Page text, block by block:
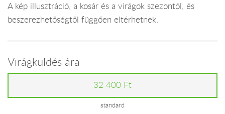
A kép illusztráció, a kosár és a virágok szezontól, és
beszerezhetőségtől függően eltérhetnek.
Virágküldés ára
32 400 Ft
standard